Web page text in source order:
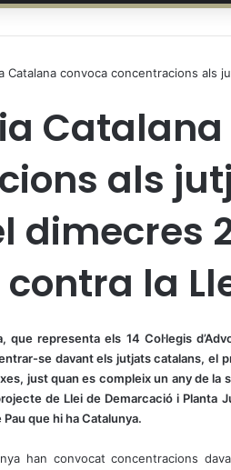
Catalana convoca concentracions als
als
dimecres
la
que representa els 14 Col·legis
se davant els jutjats catalans, el
just quan es compleix un any de la
de Llei de Demarcació i Planta
que hi ha Catalunya.
han convocat concentracions